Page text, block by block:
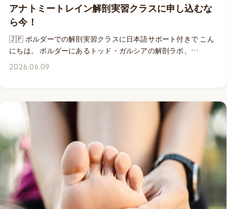
にとって必見のウェビナーになると思います。🦘 このウェビナ
ーと9月5&6日に配信となるDr.エミリーのMOVEPRO「アーチ
への過負荷：足底腱膜炎はなぜ起こるのか その原因と解決
策」を同時にお申し込みいただくと両クラス共に15%オフが適
用されるチャンスは6月21日（日）11:00まで。 MOVEPROウ
ェビナーは、ウェビナー収録ビデオ付きですからライブで参加
アナトミートレイン解剖実習クラスに申し込むな
ら今！
🇯🇵 ボルダーでの解剖実習クラスに日本語サポート付きで こん
にちは。 ボルダーにあるトッド・ガルシアの解剖ラボ、
Laboratory of Anatomical Enlightenment において、アナトミ
ます。 2016年から2019年までの4年間に渡り、キネティコス
では解剖実習クラスのお手伝いを提供させていただきました。
今年2026年は、過去の開催時とは物価も為替レートも大幅に異
なる状況となっており、参加者の皆さんの参加費を必要以上に
高騰させてしまうことがないように、旅行サポートなどを含ま
ない、ミニマムのパッケージでクラスにご参加いただけるよ
う、弊社では言語サポートのみを十分に提供させていただく形
式でのお手伝いをさせていただきます。 ユタ大学のドナープロ
グラムとの長年の信頼関係のもとに提供していただく、薬品処
2026.06.09